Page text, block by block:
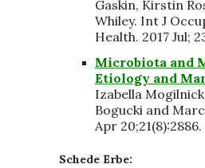
Gaskin, Kirstin
Whiley. Int J
Health. 2017 Jul;
Microbiota and
Etiology and
Izabella
Bogucki and
Apr 20;21(8):2886.
Schede Erbe: